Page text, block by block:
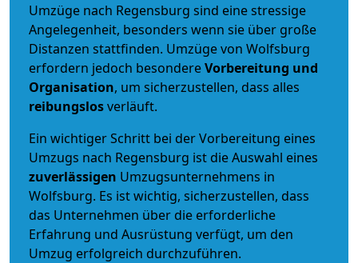
Umzüge nach Regensburg sind eine stressige
Angelegenheit, besonders wenn sie über große
Distanzen stattfinden. Umzüge von Wolfsburg
erfordern jedoch besondereVorbereitung und
Organisation, um sicherzustellen, dass alles
reibungslosverläuft.
Ein wichtiger Schritt bei der Vorbereitung eines
Umzugs nach Regensburg ist die Auswahl eines
zuverlässigen Umzugsunternehmens in
Wolfsburg. Es ist wichtig, sicherzustellen, dass
das Unternehmen über die erforderliche
Erfahrung und Ausrüstung verfügt, um den
Umzug erfolgreich durchzuführen.